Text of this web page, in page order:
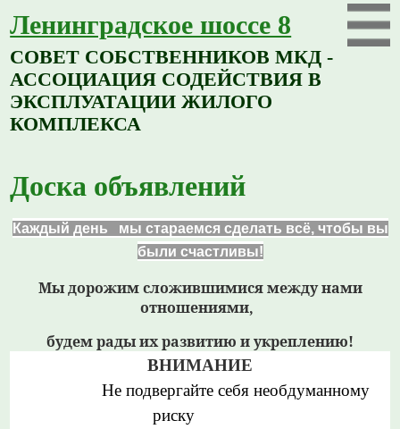
Ленинградское шоссе 8
СОВЕТ СОБСТВЕННИКОВ МКД -
АССОЦИАЦИЯ СОДЕЙСТВИЯ В
ЭКСПЛУАТАЦИИ ЖИЛОГО
КОМПЛЕКСА
Доска объявлений
Каждый день мы стараемся сделать всё, чтобы вы
были счастливы!
Мы дорожим сложившимися между нами
отношениями,
будем рады их развитию и укреплению!
ВНИМАНИЕ
Не подвергайте себя необдуманному
риску